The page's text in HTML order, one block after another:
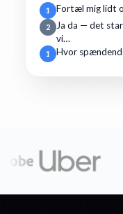
1 Fortæl mig lidt
2
Ja da — det
vi…
1 Hvor